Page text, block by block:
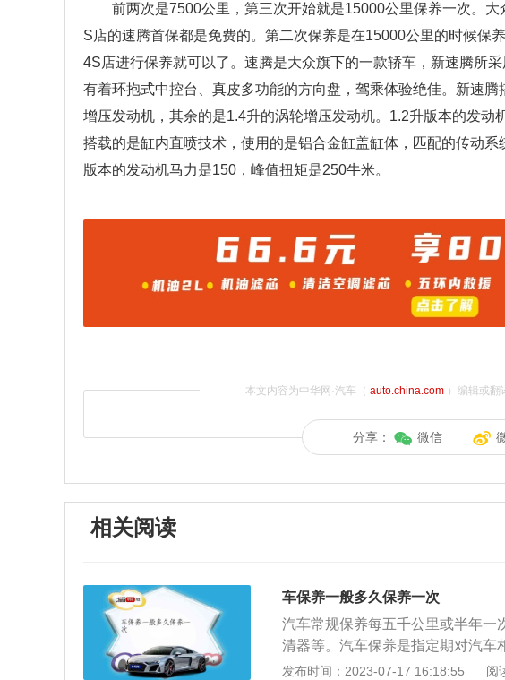
前两次是7500公里，第三次开始就是15000公里保养一次。
S店的速腾首保都是免费的。第二次保养是在15000公里的时候保
4S店进行保养就可以了。速腾是大众旗下的一款轿车，新速腾所
有着环抱式中控台、真皮多功能的方向盘，驾乘体验绝佳。新速
增压发动机，其余的是1.4升的涡轮增压发动机。1.2升版本的发动
搭载的是缸内直喷技术，使用的是铝合金缸盖缸体，匹配的传动
版本的发动机马力是150，峰值扭矩是250牛米。
本文内容为中华网·汽车（ auto.china.com）编辑或翻
分享： 微信
相关阅读
车保养一般多久保养一次
汽车常规保养每五千公里或半年一
清器等。汽车保养是指定期对汽车
或更换某些零件的预防性工作，又
发布时间：2023-07-17 16:18:55 阅